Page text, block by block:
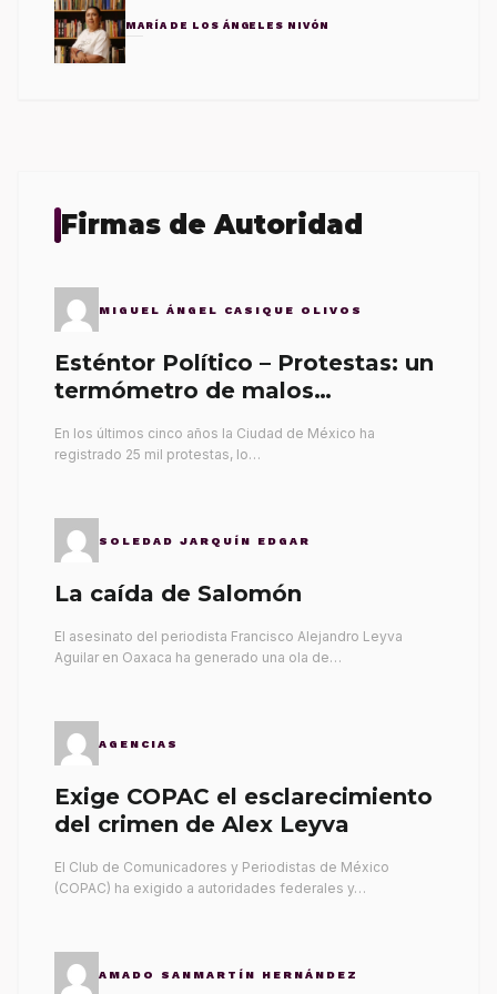
MARÍA DE LOS ÁNGELES NIVÓN
Firmas de Autoridad
MIGUEL ÁNGEL CASIQUE OLIVOS
Esténtor Político – Protestas: un
termómetro de malos
En los últimos cinco años la Ciudad de México ha
registrado 25 mil protestas, lo…
SOLEDAD JARQUÍN EDGAR
La caída de Salomón
El asesinato del periodista Francisco Alejandro Leyva
Aguilar en Oaxaca ha generado una ola de…
AGENCIAS
Exige COPAC el esclarecimiento
del crimen de Alex Leyva
El Club de Comunicadores y Periodistas de México
(COPAC) ha exigido a autoridades federales y…
AMADO SANMARTÍN HERNÁNDEZ